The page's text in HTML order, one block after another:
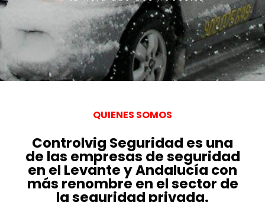
QUIENES SOMOS
Controlvig Seguridad es una
de las empresas de seguridad
en el Levante y Andalucía con
más renombre en el sector de
la seguridad privada.